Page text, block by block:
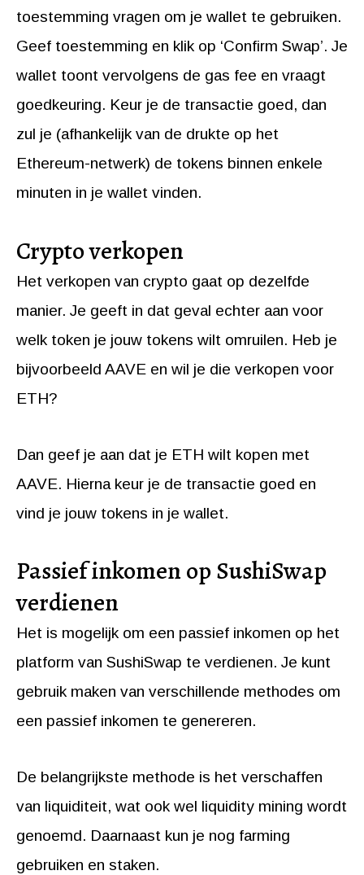
toestemming vragen om je wallet te gebruiken.
Geef toestemming en klik op ‘Confirm Swap’. Je
wallet toont vervolgens de gas fee en vraagt
goedkeuring. Keur je de transactie goed, dan
zul je (afhankelijk van de drukte op het
Ethereum-netwerk) de tokens binnen enkele
minuten in je wallet vinden.
Crypto verkopen
Het verkopen van crypto gaat op dezelfde
manier. Je geeft in dat geval echter aan voor
welk token je jouw tokens wilt omruilen. Heb je
bijvoorbeeld AAVE en wil je die verkopen voor
ETH?
Dan geef je aan dat je ETH wilt kopen met
AAVE. Hierna keur je de transactie goed en
vind je jouw tokens in je wallet.
Passief inkomen op SushiSwap
verdienen
Het is mogelijk om een passief inkomen op het
platform van SushiSwap te verdienen. Je kunt
gebruik maken van verschillende methodes om
een passief inkomen te genereren.
De belangrijkste methode is het verschaffen
van liquiditeit, wat ook wel liquidity mining wordt
genoemd. Daarnaast kun je nog farming
gebruiken en staken.